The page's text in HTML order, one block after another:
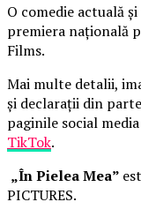
O comedie actuală
premiera națională
Films.
Mai multe detalii,
și declarații din
paginile social
TikTok.
„În Pielea Mea”
PICTURES.